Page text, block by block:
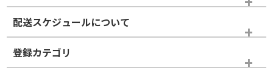
※商品ランクは出品者の主観により判断しておりますので、あら
かじめご了承ください。
ホイールランク
配送スケジュールについて
登録カテゴリ
ホイールのみ